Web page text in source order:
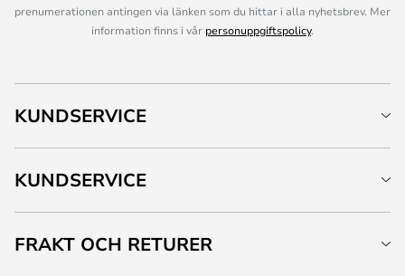
prenumerationen antingen via länken som du hittar i alla nyhetsbrev. Mer
information finns i vår personuppgiftspolicy.
KUNDSERVICE
KUNDSERVICE
FRAKT OCH RETURER